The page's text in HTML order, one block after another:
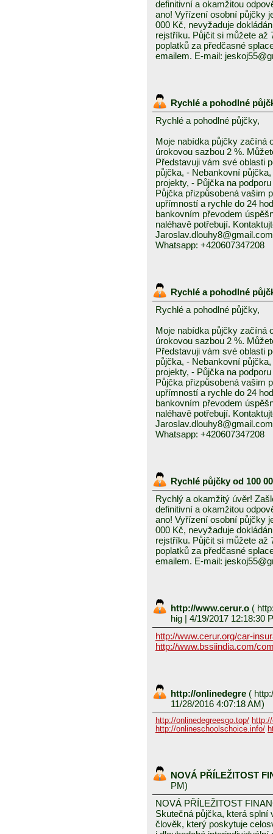
definitivní a okamžitou
ano! Vyřízení osobní půjčky
000 Kč, nevyžaduje
rejstříku. Půjčit si můžete až
poplatků za předčasné
emailem. E-mail:
Rychlé a pohodlné
Rychlé a pohodlné půjčky,
Moje nabídka půjčky začíná
úrokovou sazbou 2 %.
Představuji vám své oblasti
půjčka, - Nebankovní
projekty, - Půjčka na
Půjčka přizpůsobená vašim
upřímností a rychle do 24
bankovním převodem
naléhavě potřebují.
Jaroslav.dlouhy8@gmail.com
Whatsapp: +420607347208
Rychlé a pohodlné
Rychlé a pohodlné půjčky,
Moje nabídka půjčky začíná
úrokovou sazbou 2 %.
Představuji vám své oblasti
půjčka, - Nebankovní
projekty, - Půjčka na
Půjčka přizpůsobená vašim
upřímností a rychle do 24
bankovním převodem
naléhavě potřebují.
Jaroslav.dlouhy8@gmail.com
Whatsapp: +420607347208
Rychlé půjčky od 100
Rychlý a okamžitý úvěr!
definitivní a okamžitou
ano! Vyřízení osobní půjčky
000 Kč, nevyžaduje
rejstříku. Půjčit si můžete až
poplatků za předčasné
emailem. E-mail:
http://www.cerur.o (
hig | 4/19/2017 12:18:30
http://www.cerur.org/car-
http://www.bssiindia.com/
http://onlinedegre (
11/28/2016 4:07:18 AM)
http://onlinedegreesgo.top/
http://onlineschoolschoice.info/
NOVÁ PŘÍLEŽITOST
PM)
NOVÁ PŘÍLEŽITOST
Skutečná půjčka, která
člověk, který poskytuje